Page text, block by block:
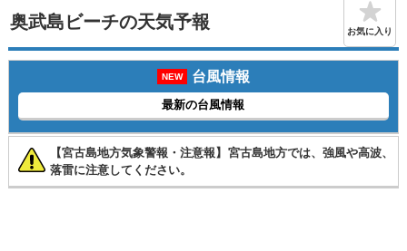
奥武島ビーチの天気予報 お気に入り
NEW 台風情報
最新の台風情報
【宮古島地方気象警報・注意報】宮古島地方では、強風や高波、
落雷に注意してください。